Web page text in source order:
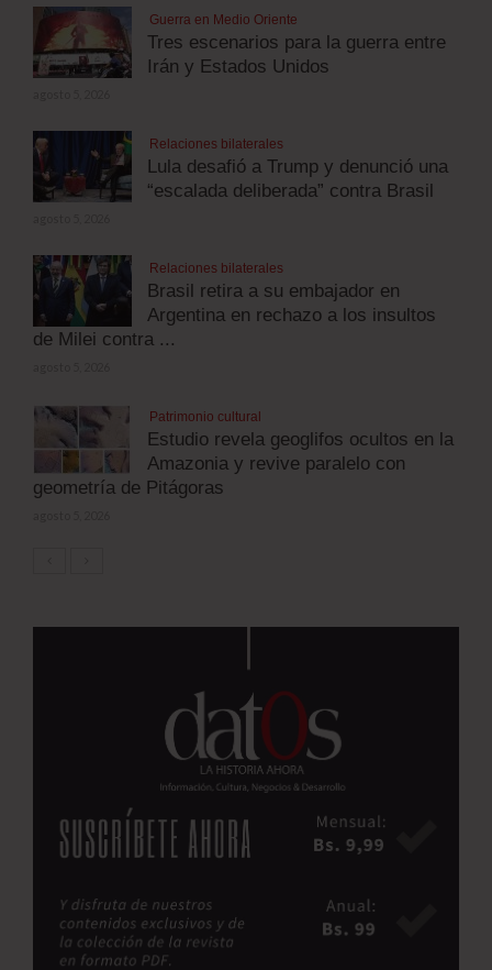
Guerra en Medio Oriente
Tres escenarios para la guerra entre
Irán y Estados Unidos
Relaciones bilaterales
Lula desafió a Trump y denunció una
“escalada deliberada” contra Brasil
Relaciones bilaterales
Brasil retira a su embajador en
Argentina en rechazo a los insultos
de Milei contra ...
Patrimonio cultural
Estudio revela geoglifos ocultos en la
Amazonia y revive paralelo con
geometría de Pitágoras